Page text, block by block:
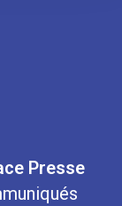
Presse